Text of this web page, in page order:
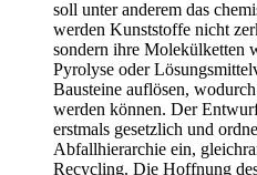
soll unter anderem das
werden Kunststoffe nicht
sondern ihre Molekülketten
Pyrolyse oder
Bausteine auflösen,
werden können. Der
erstmals gesetzlich und
Abfallhierarchie ein,
Recycling. Die Hoffnung